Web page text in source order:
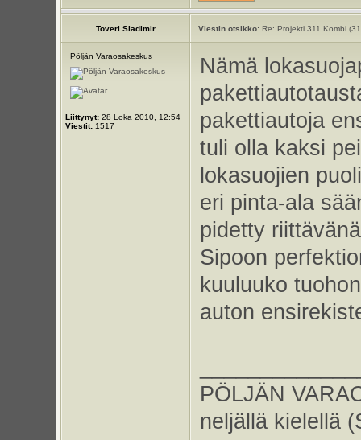
Toveri Sladimir Viestin otsikko:Re: Projekti 311 Kombi
Pöljän Varaosakeskus
Liittynyt:28 Loka 2010, 12:54
Viestit:1517
Nämä
pakettiautoja
tuli olla kaksi
lokasuojien
eri pinta-ala
pidetty
Sipoon
kuuluuko
auton
PÖLJÄN
neljällä kielellä